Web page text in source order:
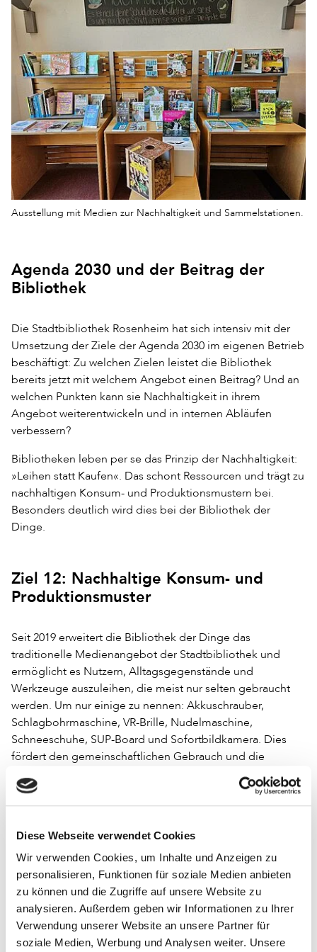
Diese Webseite verwendet Cookies
Wir verwenden Cookies, um Inhalte und Anzeigen zu
personalisieren, Funktionen für soziale Medien anbieten
zu können und die Zugriffe auf unsere Website zu
analysieren. Außerdem geben wir Informationen zu Ihrer
Verwendung unserer Website an unsere Partner für
soziale Medien, Werbung und Analysen weiter. Unsere
Ausstellung mit Medien zur Nachhaltigkeit und Sammelstationen.
Agenda 2030 und der Beitrag der
Bibliothek
Die Stadtbibliothek Rosenheim hat sich intensiv mit der
Umsetzung der Ziele der Agenda 2030 im eigenen Betrieb
beschäftigt: Zu welchen Zielen leistet die Bibliothek
bereits jetzt mit welchem Angebot einen Beitrag? Und an
welchen Punkten kann sie Nachhaltigkeit in ihrem
Angebot weiterentwickeln und in internen Abläufen
verbessern?
Bibliotheken leben per se das Prinzip der Nachhaltigkeit:
»Leihen statt Kaufen«. Das schont Ressourcen und trägt zu
nachhaltigen Konsum- und Produktionsmustern bei.
Besonders deutlich wird dies bei der Bibliothek der
Dinge.
Ziel 12: Nachhaltige Konsum- und
Produktionsmuster
Seit 2019 erweitert die Bibliothek der Dinge das
traditionelle Medienangebot der Stadtbibliothek und
ermöglicht es Nutzern, Alltagsgegenstände und
Werkzeuge auszuleihen, die meist nur selten gebraucht
werden. Um nur einige zu nennen: Akkuschrauber,
Schlagbohrmaschine, VR-Brille, Nudelmaschine,
Schneeschuhe, SUP-Board und Sofortbildkamera. Dies
fördert den gemeinschaftlichen Gebrauch und die
Wiederverwendung von Gegenständen, reduziert den
Ressourcenverbrauch und minimiert Abfall. Es unterstützt
die Idee einer Kreislaufwirtschaft und fördert
Neben der Bibliothek der Dinge bietet die